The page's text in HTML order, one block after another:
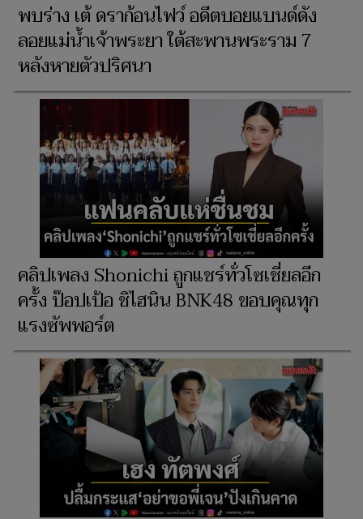
พบร่าง เต้ ดราก้อนไฟว์ อดีตบอยแบนด์ดัง
ลอยแม่น้ำเจ้าพระยา ใต้สะพานพระราม 7
หลังหายตัวปริศนา
คลิปเพลง Shonichi ถูกแชร์ทั่วโซเชี่ยลอีก
ครั้ง ป๊อปเป้อ ชิไฮนิน BNK48 ขอบคุณทุก
แรงซัพพอร์ต